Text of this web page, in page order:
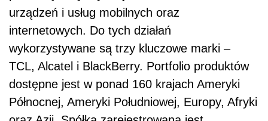
urządzeń i usług mobilnych oraz
internetowych. Do tych działań
wykorzystywane są trzy kluczowe marki –
TCL, Alcatel i BlackBerry. Portfolio produktów
dostępne jest w ponad 160 krajach Ameryki
Północnej, Ameryki Południowej, Europy, Afryki